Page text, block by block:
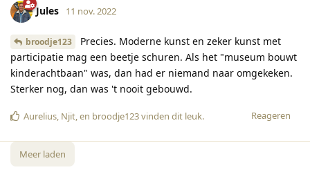
Jules 11 nov. 2022
broodje123
Precies. Moderne kunst en zeker kunst met
participatie mag een beetje schuren. Als het "museum bouwt
kinderachtbaan" was, dan had er niemand naar omgekeken.
Sterker nog, dan was 't nooit gebouwd.
Reageren
Aurelius, Njit, en broodje123vinden dit leuk.
Meer laden